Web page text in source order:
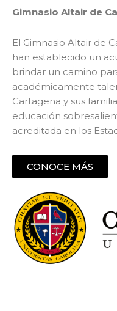
Gimnasio Altair de
El Gimnasio Altair de
han establecido un
brindar un camino
académicamente
Cartagena y sus
educación
acreditada en los
CONOCE MÁS